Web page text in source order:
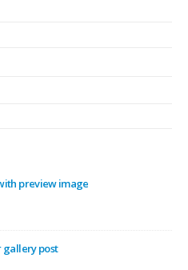
preview image
gallery post